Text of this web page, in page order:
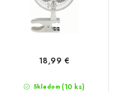
Skladom (10 ks)
18,99 €